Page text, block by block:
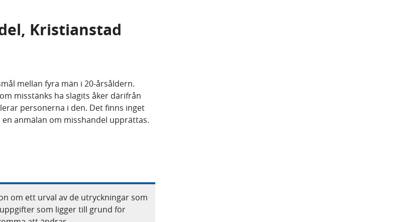
Kristianstad
mellan fyra män i 20-årsåldern.
misstänks ha slagits åker därifrån
personerna i den. Det finns inget
anmälan om misshandel upprättas.
om ett urval av de utryckningar som
som ligger till grund för